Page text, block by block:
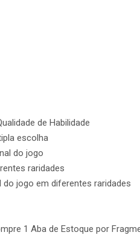
de Habilidade
escolha
do jogo
raridades
jogo em diferentes raridades
1 Aba de Estoque por